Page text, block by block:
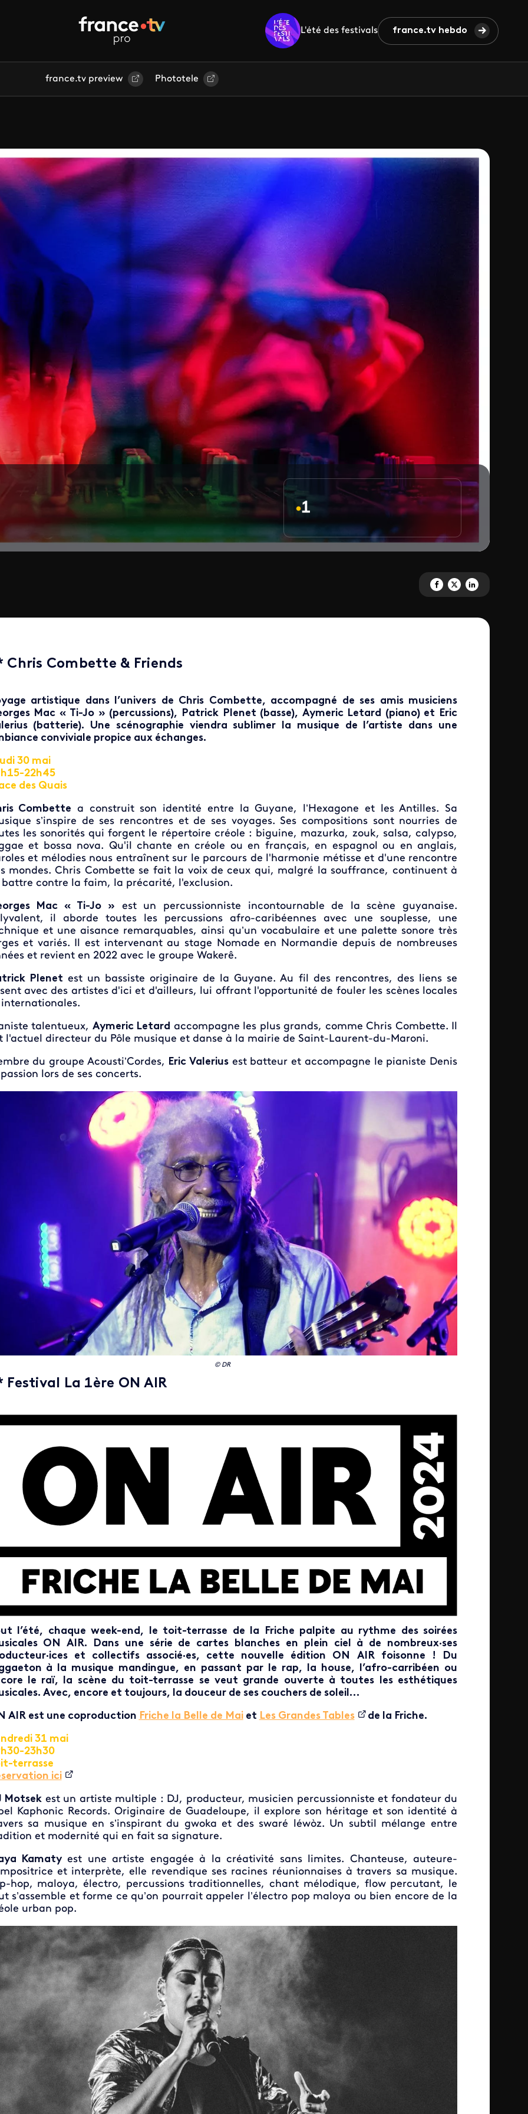
L'été des festivals france.tv hebdo
france.tv preview Phototele
Partagez 'Festival La
Partagez 'Festival La
Partagez 'Festival
Chris Combette & Friends
artistique dans l’univers de Chris Combette, accompagné de ses amis musiciens
Mac « Ti-Jo » (percussions), Patrick Plenet (basse), Aymeric Letard (piano) et Eric
(batterie). Une scénographie viendra sublimer la musique de l’artiste dans une
conviviale propice aux échanges.
30 mai
22h45
des Quais
Combette a construit son identité entre la Guyane, l’Hexagone et les Antilles. Sa
s’inspire de ses rencontres et de ses voyages. Ses compositions sont nourries de
les sonorités qui forgent le répertoire créole : biguine, mazurka, zouk, salsa, calypso,
et bossa nova. Qu'il chante en créole ou en français, en espagnol ou en anglais,
et mélodies nous entraînent sur le parcours de l'harmonie métisse et d'une rencontre
mondes. Chris Combette se fait la voix de ceux qui, malgré la souffrance, continuent à
battre contre la faim, la précarité, l'exclusion.
Mac « Ti-Jo » est un percussionniste incontournable de la scène guyanaise.
il aborde toutes les percussions afro-caribéennes avec une souplesse, une
et une aisance remarquables, ainsi qu’un vocabulaire et une palette sonore très
et variés. Il est intervenant au stage Nomade en Normandie depuis de nombreuses
et revient en 2022 avec le groupe Wakerê.
Plenet est un bassiste originaire de la Guyane. Au fil des rencontres, des liens se
avec des artistes d'ici et d'ailleurs, lui offrant l'opportunité de fouler les scènes locales
talentueux, Aymeric Letard accompagne les plus grands, comme Chris Combette. Il
l'actuel directeur du Pôle musique et danse à la mairie de Saint-Laurent-du-Maroni.
du groupe Acousti’Cordes, Eric Valerius est batteur et accompagne le pianiste Denis
lors de ses concerts.
© DR
Festival La 1ère ON AIR
l’été, chaque week-end, le toit-terrasse de la Friche palpite au rythme des soirées
ON AIR. Dans une série de cartes blanches en plein ciel à de nombreux·ses
et collectifs associé·es, cette nouvelle édition ON AIR foisonne ! Du
à la musique mandingue, en passant par le rap, la house, l’afro-carribéen ou
le raï, la scène du toit-terrasse se veut grande ouverte à toutes les esthétiques
Avec, encore et toujours, la douceur de ses couchers de soleil…
AIR est une coproduction Friche la Belle de Maiet Les Grandes Tables de la Friche.
31 mai
23h30
terrasse
ici
Motsek est un artiste multiple : DJ, producteur, musicien percussionniste et fondateur du
Kaphonic Records. Originaire de Guadeloupe, il explore son héritage et son identité à
sa musique en s’inspirant du gwoka et des swaré léwòz. Un subtil mélange entre
et modernité qui en fait sa signature.
Kamatyest une artiste engagée à la créativité sans limites. Chanteuse, auteure-
et interprète, elle revendique ses racines réunionnaises à travers sa musique.
hop, maloya, électro, percussions traditionnelles, chant mélodique, flow percutant, le
s’assemble et forme ce qu’on pourrait appeler l’électro pop maloya ou bien encore de la
urban pop.